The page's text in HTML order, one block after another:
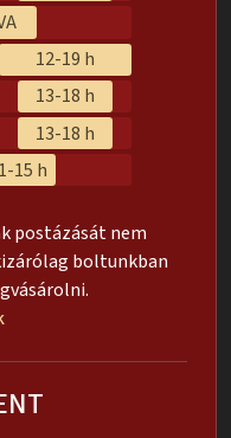
12-19 h
13-18 h
13-18 h
15 h
postázását nem
boltunkban